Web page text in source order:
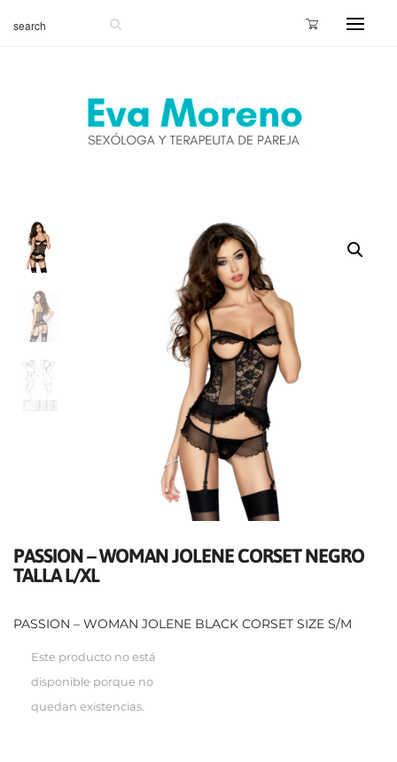
PASSION – WOMAN JOLENE CORSET NEGRO
TALLA L/XL
PASSION – WOMAN JOLENE BLACK CORSET SIZE S/M
Este producto no está
disponible porque no
quedan existencias.